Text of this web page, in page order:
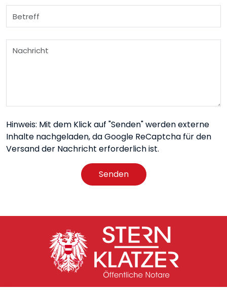
Hinweis: Mit dem Klick auf "Senden" werden externe
Inhalte nachgeladen, da Google ReCaptcha für den
Versand der Nachricht erforderlich ist.
Senden